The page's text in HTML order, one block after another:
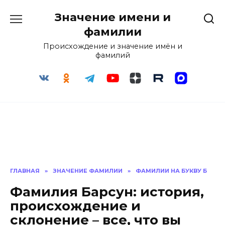
Значение имени и
фамилии
Происхождение и значение имён и
фамилий
ГЛАВНАЯ » ЗНАЧЕНИЕ ФАМИЛИИ » ФАМИЛИИ НА БУКВУ Б
Фамилия Барсун: история,
происхождение и
склонение – все, что вы